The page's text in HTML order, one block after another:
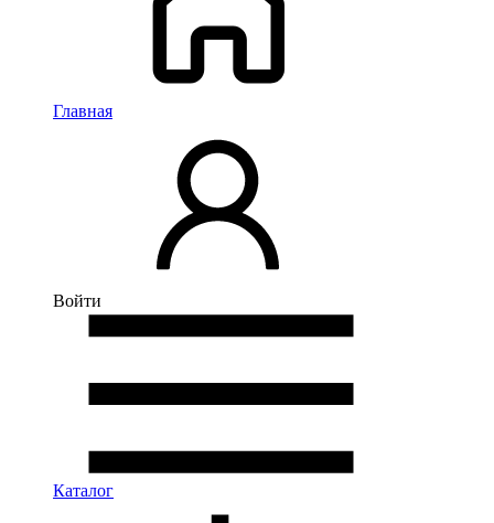
Главная
Войти
Каталог